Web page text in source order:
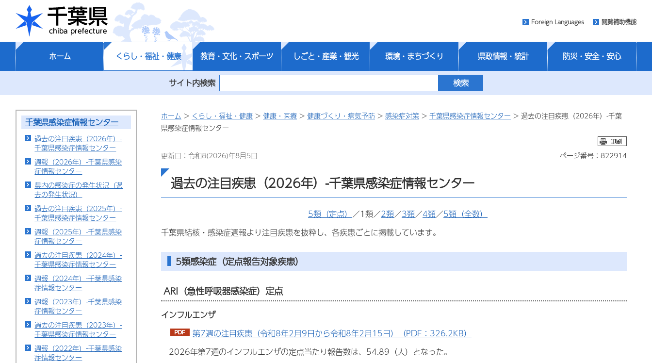
千葉県
Foreign Languages 閲覧補助機能
ホーム くらし・福祉・健康 教育・文化・スポーツ しごと・産業・観光 環境・まちづくり 県政情報・統計 防災・安全・安心
サイト内検索
千葉県感染症情報センター
過去の注目疾患（2026年）-
千葉県感染症情報センター
週報（2026年）-千葉県感染
症情報センター
県内の感染症の発生状況（過
去の発生状況）
過去の注目疾患（2025年）-
千葉県感染症情報センター
週報（2025年）-千葉県感染
症情報センター
過去の注目疾患（2024年）-
千葉県感染症情報センター
週報（2024年）-千葉県感染
症情報センター
週報（2023年）-千葉県感染
症情報センター
過去の注目疾患（2023年）-
千葉県感染症情報センター
週報（2022年）-千葉県感染
症情報センター
ホーム > くらし・福祉・健康 > 健康・医療 > 健康づくり・病気予防 > 感染症対策 > 千葉県感染症情報センター > 過去の注目疾患（2026年）-千葉
県感染症情報センター
更新日：令和8(2026)年8月5日 ページ番号：822914
過去の注目疾患（2026年）-千葉県感染症情報センター
5類（定点） ／1類／2類／3類／4類／5類（全数）
千葉県結核・感染症週報より注目疾患を抜粋し、各疾患ごとに掲載しています。
5類感染症（定点報告対象疾患）
ARI（急性呼吸器感染症）定点
インフルエンザ
第7週の注目疾患（令和8年2月9日から令和8年2月15日）（PDF：326.2KB）
2026年第7週のインフルエンザの定点当たり報告数は、54.89（人）となった。